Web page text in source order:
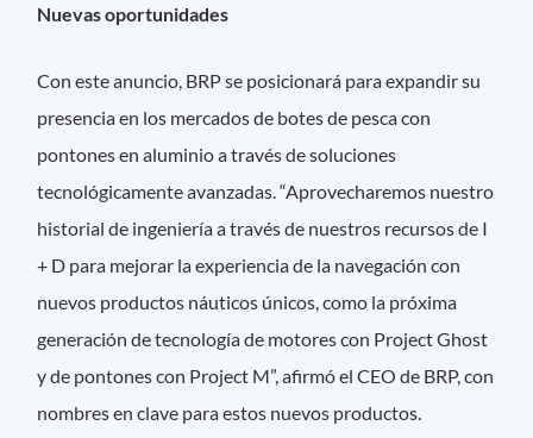
Nuevas oportunidades
Con este anuncio, BRP se posicionará para expandir su
presencia en los mercados de botes de pesca con
pontones en aluminio a través de soluciones
tecnológicamente avanzadas. “Aprovecharemos nuestro
historial de ingeniería a través de nuestros recursos de I
+ D para mejorar la experiencia de la navegación con
nuevos productos náuticos únicos, como la próxima
generación de tecnología de motores con Project Ghost
y de pontones con Project M”, afirmó el CEO de BRP, con
nombres en clave para estos nuevos productos.